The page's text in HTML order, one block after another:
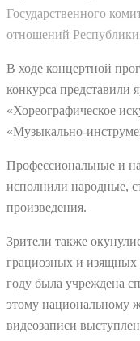
Государственного
отношений
В ходе концертной
конкурса представили
«Хореографическое
«Музыкально-
Профессиональные и
исполнили народные,
произведения.
Зрители также
грациозных и
году была учреждена
этому национальному
видеозаписи